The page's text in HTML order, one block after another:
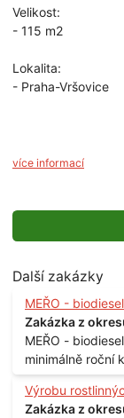
Velikost:
- 115 m2
Lokalita:
- Praha-Vršovice
více informací
Další zakázky
MEŘO -
Zakázka z
MEŘO - biodiesel Lokalita: - Praha Termín: - průběžně,
minimálně roční kontrakt Množství: -
měsíčně
Výrobu
Zakázka z